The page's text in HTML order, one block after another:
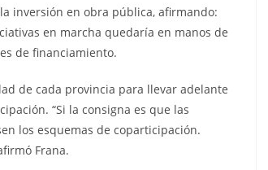
inversión en obra pública, afirmando:
en marcha quedaría en manos de
de financiamiento.
de cada provincia para llevar adelante
“Si la consigna es que las
los esquemas de coparticipación.
Frana.